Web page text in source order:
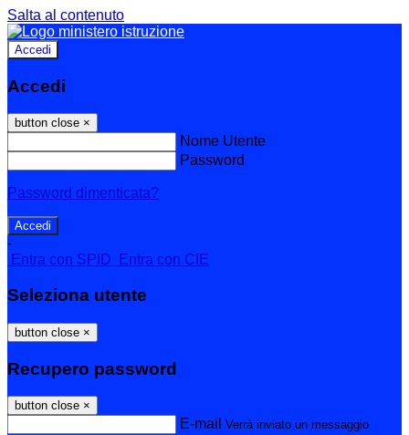
Salta al contenuto
Accedi
Accedi
button close ×
Nome Utente
Password
Password dimenticata?
-
Entra con SPID
Entra con CIE
Seleziona utente
button close ×
Recupero password
button close ×
E-mail Verrà inviato un messaggio